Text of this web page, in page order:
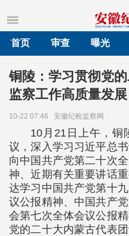
首页
审查 曝光
铜陵：学习贯彻党
监察工作高质量发展
10-22 07:46 安徽纪检监察网
10月21日上午，铜
议，深入学习习近平总
向中国共产党第二十次
神、近期有关重要讲话
达学习中国共产党第十
议公报精神、中国共产
会第七次全体会议公报
党的二十大内蒙古代表